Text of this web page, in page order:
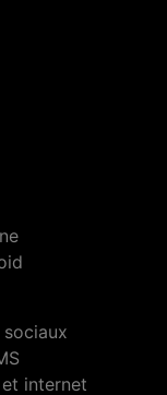
sociaux
internet